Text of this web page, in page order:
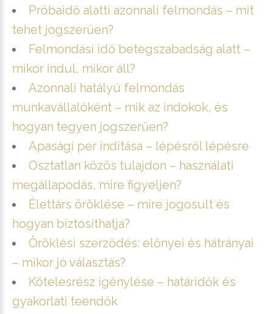
Próbaidő alatti azonnali felmondás – mit
tehet jogszerűen?
Felmondási idő betegszabadság alatt –
mikor indul, mikor áll?
Azonnali hatályú felmondás
munkavállalóként – mik az indokok, és
hogyan tegyen jogszerűen?
Apasági per indítása – lépésről lépésre
Osztatlan közös tulajdon – használati
megállapodás, mire figyeljen?
Élettárs öröklése – mire jogosult és
hogyan biztosíthatja?
Öröklési szerződés: előnyei és hátrányai
– mikor jó választás?
Kötelesrész igénylése – határidők és
gyakorlati teendők